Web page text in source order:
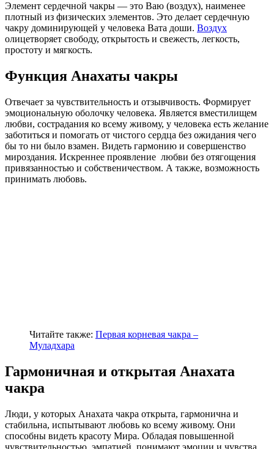
Элемент сердечной чакры — это Ваю (воздух), наименее
плотный из физических элементов. Это делает сердечную
чакру доминирующей у человека Вата доши. Воздух
олицетворяет свободу, открытость и свежесть, легкость,
простоту и мягкость.
Функция Анахаты чакры
Отвечает за чувствительность и отзывчивость. Формирует
эмоциональную оболочку человека. Является вместилищем
любви, сострадания ко всему живому, у человека есть желание
заботиться и помогать от чистого сердца без ожидания чего
бы то ни было взамен. Видеть гармонию и совершенство
мироздания. Искреннее проявление любви без отягощения
привязанностью и собственичеством. А также, возможность
принимать любовь.
Читайте также: Первая корневая чакра –
Муладхара
Гармоничная и открытая Анахата
чакра
Люди, у которых Анахата чакра открыта, гармонична и
стабильна, испытывают любовь ко всему живому. Они
способны видеть красоту Мира. Обладая повышенной
чувствительностью, эмпатией, понимают эмоции и чувства